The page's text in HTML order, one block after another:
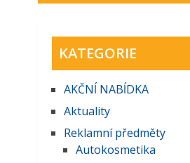
KATEGORIE
AKČNĺ NABĺDKA
Aktuality
Reklamní předměty
Autokosmetika